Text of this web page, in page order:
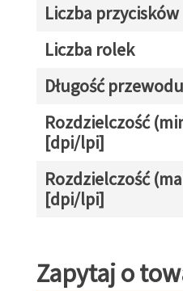
Liczba przycisków
Liczba rolek
Długość przewodu
Rozdzielczość
[dpi/lpi]
Rozdzielczość
[dpi/lpi]
Zapytaj o towar
Zapytaj o